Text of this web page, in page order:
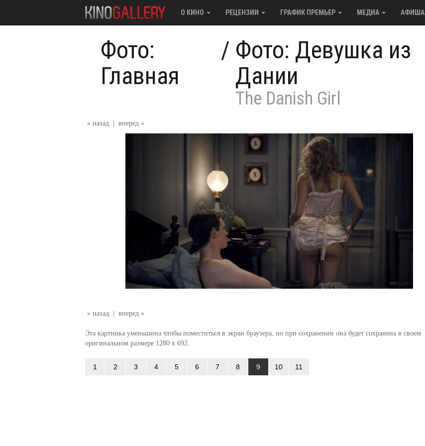
О КИНО РЕЦЕНЗИИ ГРАФИК ПРЕМЬЕР МЕДИА АФИША
Фото:
Главная
/ Фото: Девушка из
Дании
The Danish Girl
« назад вперед »
« назад вперед »
Эта картинка уменьшина чтобы поместиться в экран браузера, но при сохранении она будет сохранена в своем
оригинальном размере 1280 x 692.
1 2 3 4 5 6 7 8 9 10 11